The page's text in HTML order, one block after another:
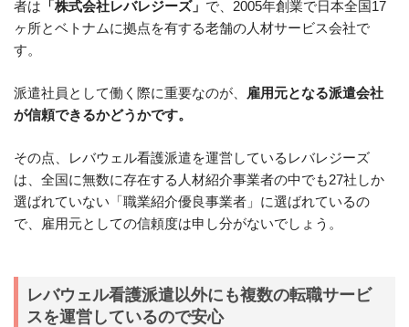
者は 「株式会社レバレジーズ」 で、2005年創業で日本全国17
ヶ所とベトナムに拠点を有する老舗の人材サービス会社で
す。
派遣社員として働く際に重要なのが、
雇用元となる派遣会社
が信頼できるかどうかです。
その点、レバウェル看護派遣を運営しているレバレジーズ
は、全国に無数に存在する人材紹介事業者の中でも27社しか
選ばれていない「職業紹介優良事業者」に選ばれているの
で、雇用元としての信頼度は申し分がないでしょう。
レバウェル看護派遣以外にも複数の転職サービ
スを運営しているので安心